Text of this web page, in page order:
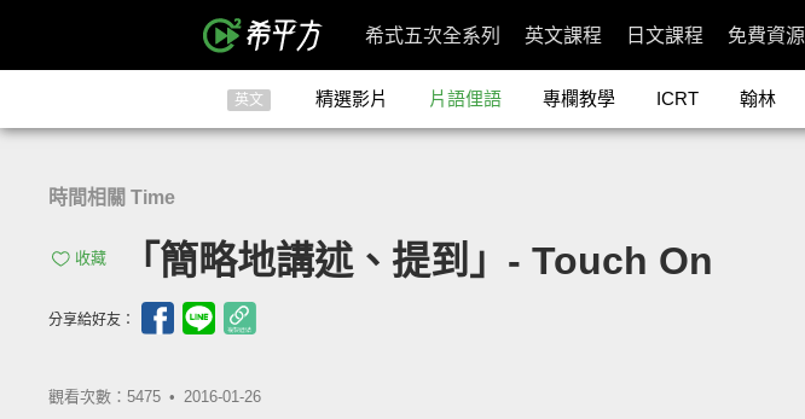
希式五次全系列 英文課程 日文課程 免費資源
英文 精選影片 片語俚語 專欄教學 ICRT 翰林
時間相關 Time
收藏 「簡略地講述、提到」- Touch On
分享給好友：
觀看次數：5475 • 2016-01-26